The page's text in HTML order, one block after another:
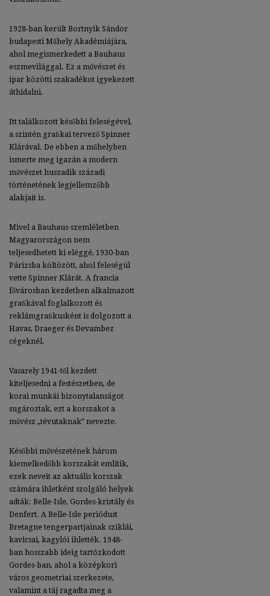
1928-ban került Bortnyik Sándor
budapesti Műhely Akadémiájára,
ahol megismerkedett a Bauhaus
eszmevilággal. Ez a művészet és
ipar közötti szakadékot igyekezett
áthidalni.
Itt találkozott későbbi feleségével,
a szintén graﬁkai tervező Spinner
Klárával. De ebben a műhelyben
ismerte meg igazán a modern
művészet huszadik századi
történetének legjellemzőbb
alakjait is.
Mivel a Bauhaus-szemléletben
Magyarországon nem
teljesedhetett ki eléggé, 1930-ban
Párizsba költözött, ahol feleségül
vette Spinner Klárát. A francia
fővárosban kezdetben alkalmazott
graﬁkával foglalkozott és
reklámgraﬁkusként is dolgozott a
Havas, Draeger és Devambez
cégeknél.
Vasarely 1941-től kezdett
kiteljesedni a festészetben, de
korai munkái bizonytalanságot
sugároztak, ezt a korszakot a
művész „tévutaknak” nevezte.
Későbbi művészetének három
kiemelkedőbb korszakát említik,
ezek neveit az aktuális korszak
számára ihletként szolgáló helyek
adták: Belle-Isle, Gordes-kristály és
Denfert. A Belle-Isle periódust
Bretagne tengerpartjainak sziklái,
kavicsai, kagylói ihlették. 1948-
ban hosszabb ideig tartózkodott
Gordes-ban, ahol a középkori
város geometriai szerkezete,
valamint a táj ragadta meg a